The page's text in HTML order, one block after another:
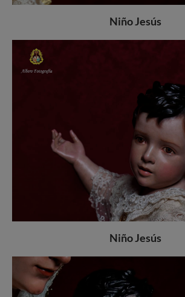
Niño Jesús
Niño Jesús